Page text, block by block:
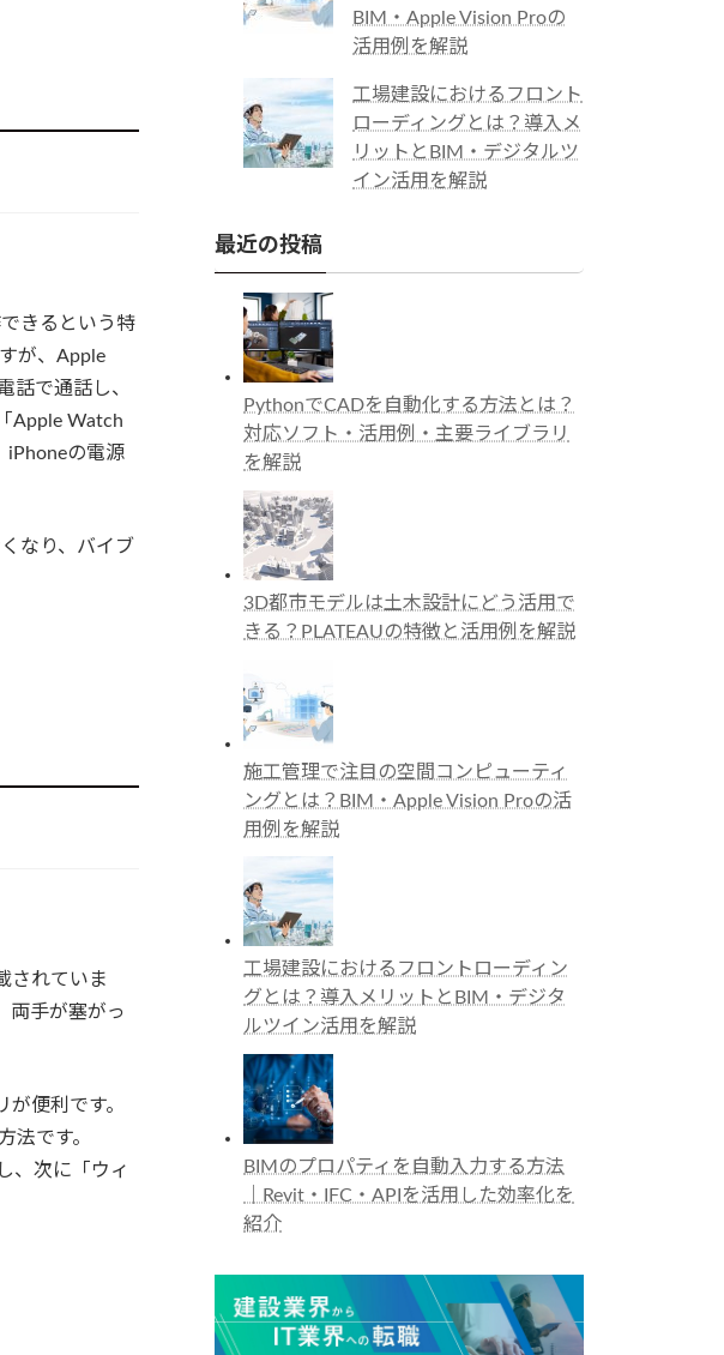
きるという特
が、Apple
話で通話し、
Apple Watch
iPhoneの電源
なり、バイブ
されていま
両手が塞がっ
便利です。
法です。
、次に「ウィ
BIM・Apple Vision Proの
活用例を解説
工場建設におけるフロント
ローディングとは？導入メ
リットとBIM・デジタルツ
イン活用を解説
最近の投稿
PythonでCADを自動化する方法とは？
対応ソフト・活用例・主要ライブラリ
を解説
3D都市モデルは土木設計にどう活用で
きる？PLATEAUの特徴と活用例を解説
施工管理で注目の空間コンピューティ
ングとは？BIM・Apple Vision Proの活
用例を解説
工場建設におけるフロントローディン
グとは？導入メリットとBIM・デジタ
ルツイン活用を解説
BIMのプロパティを自動入力する方法
｜Revit・IFC・APIを活用した効率化を
紹介